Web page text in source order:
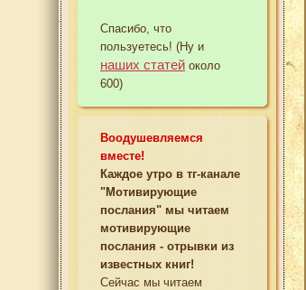
Спасибо, что
пользуетесь! (Ну и
наших статей около
600)
Воодушевляемся
вместе!
Каждое утро в тг-канале
"Мотивирующие
послания" мы читаем
мотивирующие
послания - отрывки из
известных книг!
Сейчас мы читаем